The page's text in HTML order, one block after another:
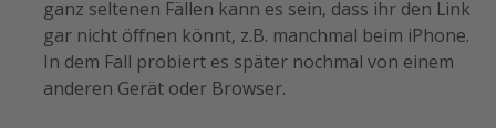
ganz seltenen Fällen kann es sein, dass ihr den Link
gar nicht öffnen könnt, z.B. manchmal beim iPhone.
In dem Fall probiert es später nochmal von einem
anderen Gerät oder Browser.